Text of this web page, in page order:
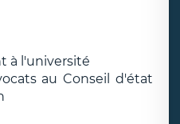
à l'université
au Conseil d'état